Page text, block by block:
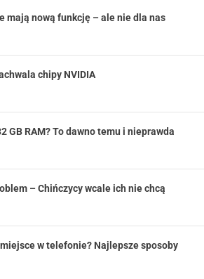
mają nową funkcję – ale nie dla nas
chipy NVIDIA
GB RAM? To dawno temu i nieprawda
– Chińczycy wcale ich nie chcą
w telefonie? Najlepsze sposoby